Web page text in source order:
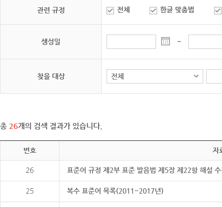
관련 규정 전체 한글 맞춤법
생성일 ~
찾을 대상
총 26개의 검색 결과가 있습니다.
번호 자
26 표준어 규정 제2부 표준 발음법 제5장 제22항 해설
25 복수 표준어 목록(2011~2017년)